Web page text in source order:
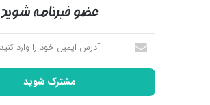
عضو خبرنامه شوید
آدرس
ایمیل
خود
وارد